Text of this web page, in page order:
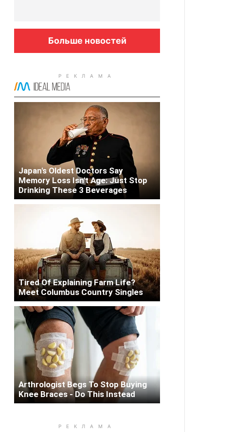
Больше новостей